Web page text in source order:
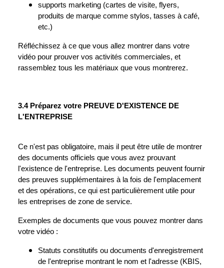
supports marketing (cartes de visite, flyers,
produits de marque comme stylos, tasses à café,
etc.)
Réfléchissez à ce que vous allez montrer dans votre
vidéo pour prouver vos activités commerciales, et
rassemblez tous les matériaux que vous montrerez.
3.4 Préparez votre PREUVE D'EXISTENCE DE
L'ENTREPRISE
Ce n'est pas obligatoire, mais il peut être utile de montrer
des documents officiels que vous avez prouvant
l'existence de l'entreprise. Les documents peuvent fournir
des preuves supplémentaires à la fois de l'emplacement
et des opérations, ce qui est particulièrement utile pour
les entreprises de zone de service.
Exemples de documents que vous pouvez montrer dans
votre vidéo :
Statuts constitutifs ou documents d'enregistrement
de l'entreprise montrant le nom et l'adresse (KBIS,